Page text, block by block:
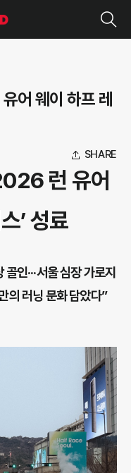
어 웨이 하프 레
SHARE
런 유어
’ 성료
인···서울 심장 가로지
의 러닝 문화 담았다”